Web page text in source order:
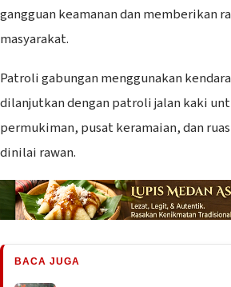
gangguan keamanan dan memberikan
masyarakat.
Patroli gabungan menggunakan
dilanjutkan dengan patroli jalan kaki
permukiman, pusat keramaian, dan
dinilai rawan.
BACA JUGA